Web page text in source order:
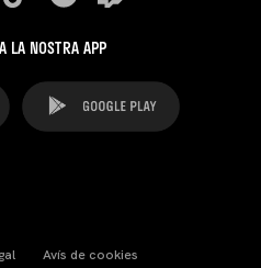
LA NOSTRA APP
Avís de cookies